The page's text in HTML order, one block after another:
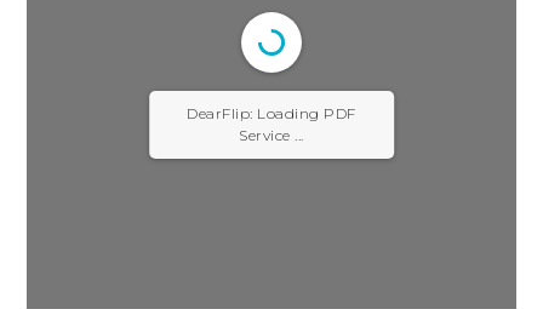
DearFlip: Loading PDF
Service ...